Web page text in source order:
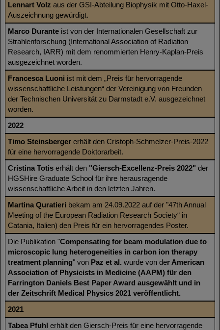
Lennart Volz aus der GSI-Abteilung Biophysik mit Otto-Haxel-
Auszeichnung gewürdigt.
Marco Durante ist von der Internationalen Gesellschaft zur
Strahlenforschung (International Association of Radiation
Research, IARR) mit dem renommierten Henry-Kaplan-Preis
ausgezeichnet worden.
Francesca Luoni ist mit dem „Preis für hervorragende
wissenschaftliche Leistungen“ der Vereinigung von Freunden
der Technischen Universität zu Darmstadt e.V. ausgezeichnet
worden.
2022
Timo Steinsberger erhält den Cristoph-Schmelzer-Preis-2022
für eine hervorragende Doktorarbeit.
Cristina Totis erhält den "Giersch-Excellenz-Preis 2022" der
HGSHire Graduate School für ihre herausragende
wissenschaftliche Arbeit in den letzten Jahren.
Martina Quratieri bekam am 24.09.2022 auf der "47th Annual
Meeting of the European Radiation Research Society“ in
Catania, Italien) den Preis für ein hervorragendes Poster.
Die Publikation "Compensating for beam modulation due to
microscopic lung heterogeneities in carbon ion therapy
treatment planning" von Paz et al. wurde von der American
Association of Physicists in Medicine (AAPM) für den
Farrington Daniels Best Paper Award ausgewählt und in
der Zeitschrift Medical Physics 2021 veröffentlicht.
2021
Tabea Pfuhl erhält den Giersch-Preis für eine hervorragende